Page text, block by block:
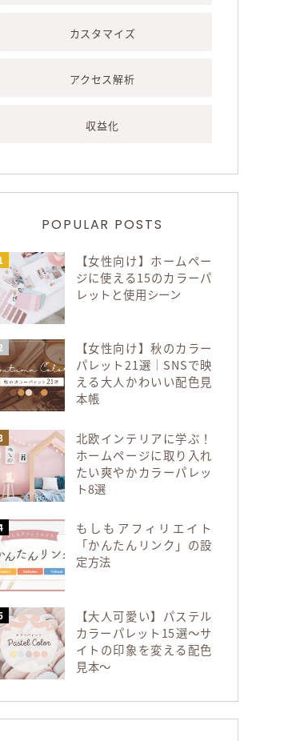
カスタマイズ
アクセス解析
収益化
POPULAR POSTS
【女性向け】ホームペー
ジに使える15のカラーパ
レットと使用シーン
【女性向け】秋のカラー
パレット21選｜SNSで映
える大人かわいい配色見
本帳
北欧インテリアに学ぶ！
ホームページに取り入れ
たい爽やかカラーパレッ
ト8選
もしもアフィリエイト
「かんたんリンク」の設
定方法
【大人可愛い】パステル
カラーパレット15選～サ
イトの印象を変える配色
見本～